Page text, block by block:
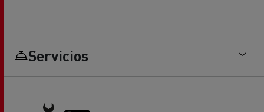
Servicios